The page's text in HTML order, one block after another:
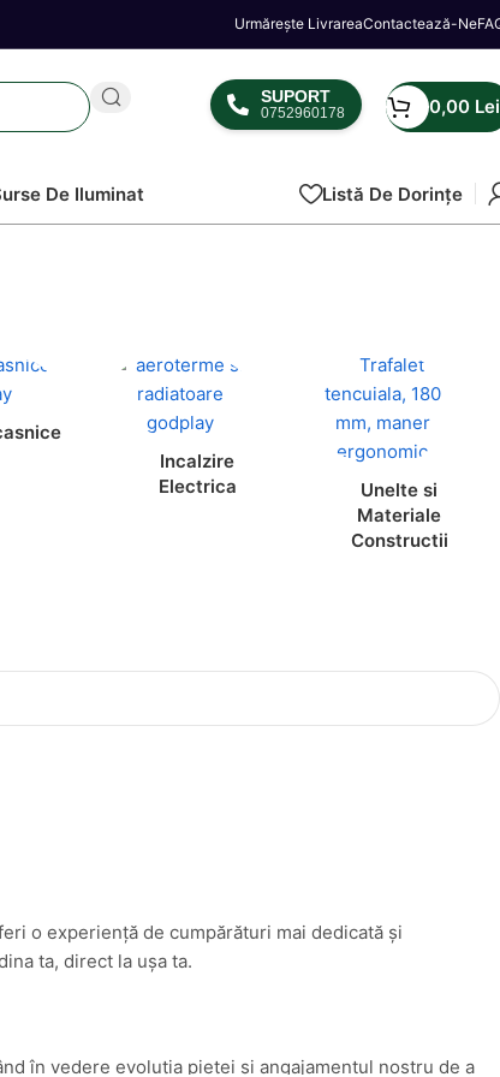
Urmărește LivrareaContactează-Ne
SUPORT
0752960178 0,00 Lei
De Iluminat Listă De Dorințe
Incalzire
Electrica
Unelte si
Materiale
Constructii
o experiență de cumpărături mai dedicată și
ta, direct la ușa ta.
în vedere evoluția pieței și angajamentul nostru de a